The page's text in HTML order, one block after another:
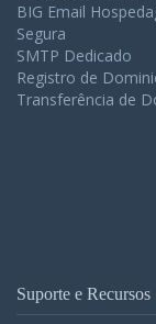
BIG Email
Segura
SMTP Dedicado
Registro de
Transferência de
Suporte e Recursos